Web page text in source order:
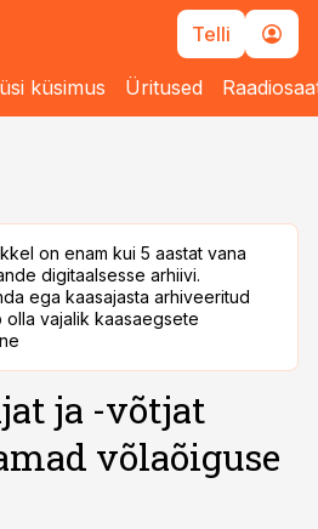
Telli
küsimus Üritused
on enam kui 5 aastat vana
digitaalsesse arhiivi.
ega kaasajasta arhiveeritud
olla vajalik kaasaegsete
ja -võtjat
võlaõiguse